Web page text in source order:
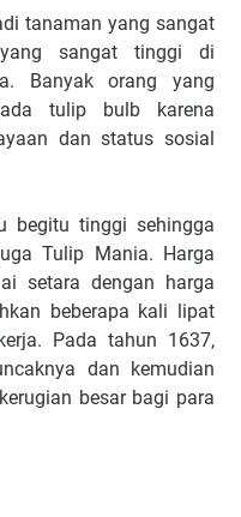
tanaman yang sangat
sangat tinggi di
Banyak orang yang
tulip bulb karena
dan status sosial
begitu tinggi sehingga
Tulip Mania. Harga
setara dengan harga
beberapa kali lipat
Pada tahun 1637,
dan kemudian
besar bagi para